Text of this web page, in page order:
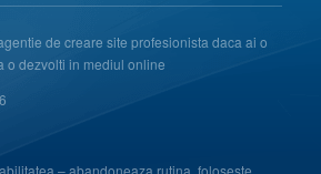
de creare site profesionista daca ai o
o dezvolti in mediul online
– abandoneaza rutina, foloseste